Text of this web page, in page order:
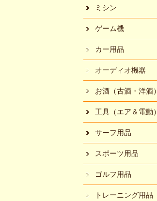
ミシン
ゲーム機
カー用品
オーディオ機器
お酒（古酒・洋酒）
工具（エア＆電動）
サーフ用品
スポーツ用品
ゴルフ用品
トレーニング用品